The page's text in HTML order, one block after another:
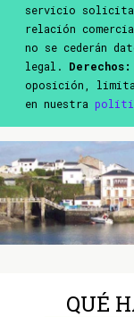
servicio
relación
no se cederán
legal. Derechos:
oposición,
en nuestra
QUÉ